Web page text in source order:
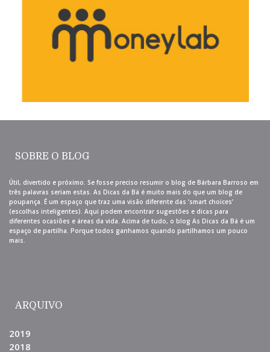
SOBRE O BLOG
Útil, divertido e próximo. Se fosse preciso resumir o blog de Bárbara Barroso em
três palavras seriam estas. As Dicas da Bá é muito mais do que um blog de
poupança. É um espaço que traz uma visão diferente das ‘smart choices’
(escolhas inteligentes). Aqui podem encontrar sugestões e dicas para
diferentes ocasiões e áreas da vida. Acima de tudo, o blog As Dicas da Bá é um
espaço de partilha. Porque todos ganhamos quando partilhamos um pouco
mais.
ARQUIVO
2019
2018